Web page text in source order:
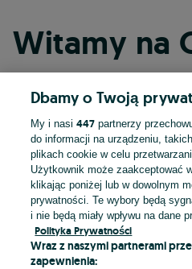
Witamy na
Kontynuuj
Kontynuuj
Kontynuuj
LUB
Dbamy o Twoją
My i nasi447 partnerzy
do informacji na urządzeniu,
plikach cookie w celu
Użytkownik może zaakceptować
klikając poniżej lub w dowolnym
prywatności. Te wybory będą
i nie będą miały wpływu na dane
Polityka Prywatności
Wraz z naszymi partnerami
zapewnienia: